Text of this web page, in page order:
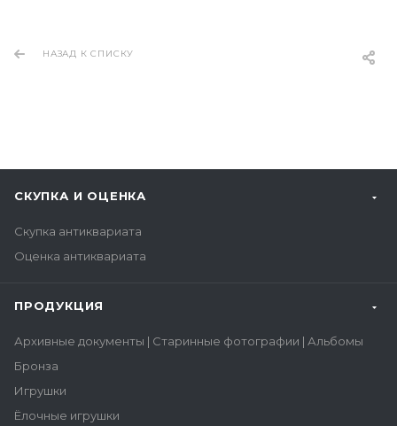
НАЗАД К СПИСКУ
СКУПКА И ОЦЕНКА
Скупка антиквариата
Оценка антиквариата
ПРОДУКЦИЯ
Архивные документы | Старинные фотографии | Альбомы
Бронза
Игрушки
Ёлочные игрушки